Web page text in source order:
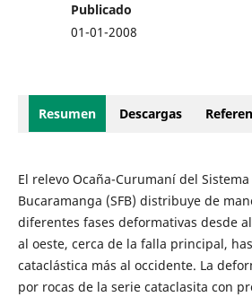
Publicado
01-01-2008
Resumen Descargas
El relevo Ocaña-Curumaní del
Bucaramanga (SFB) distribuye de
diferentes fases deformativas desde
al oeste, cerca de la falla principal,
cataclástica más al occidente. La
por rocas de la serie cataclasita con